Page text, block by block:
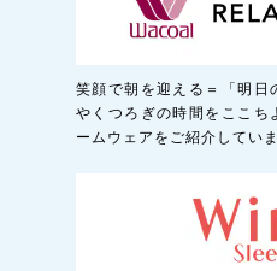
笑顔で朝を迎える＝「明日
やくつろぎの時間をここち
ームウェアをご紹介していま